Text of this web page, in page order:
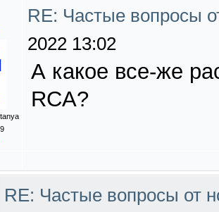
RE: Частые вопросы
2022 13:02
А какое все-же
RCA?
RE: Частые вопросы от